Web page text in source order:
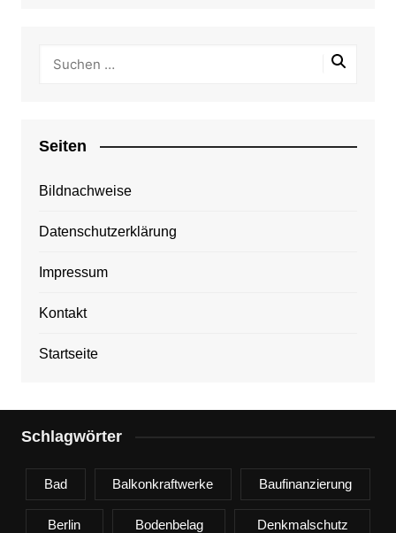
Seiten
Bildnachweise
Datenschutzerklärung
Impressum
Kontakt
Startseite
Schlagwörter
Bad Balkonkraftwerke Baufinanzierung
Berlin Bodenbelag Denkmalschutz